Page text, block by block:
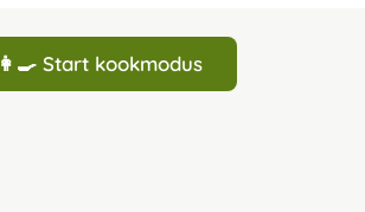
👩‍🍳 Start kookmodus